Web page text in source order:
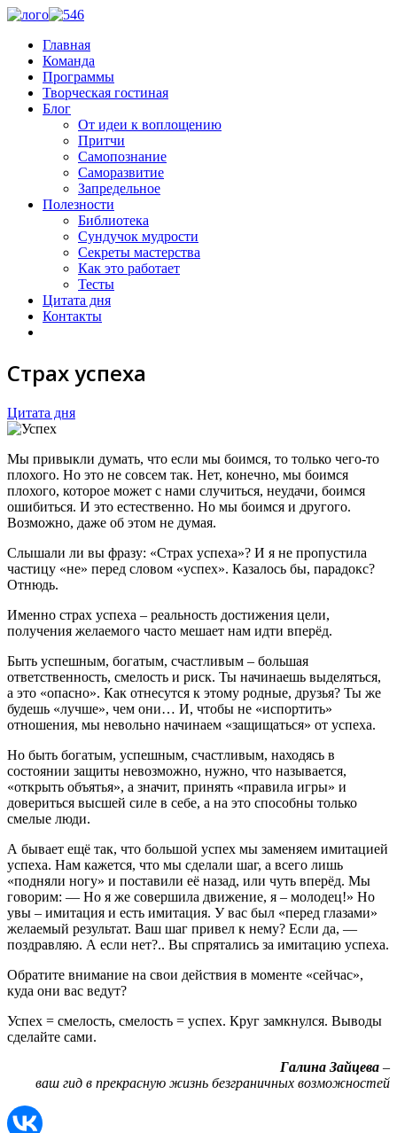
Главная
Команда
Программы
Творческая гостиная
Блог
От идеи к воплощению
Притчи
Самопознание
Саморазвитие
Запредельное
Полезности
Библиотека
Сундучок мудрости
Секреты мастерства
Как это работает
Тесты
Цитата дня
Контакты
Страх успеха
Цитата дня
Мы привыкли думать, что если мы боимся, то только чего-то
плохого. Но это не совсем так. Нет, конечно, мы боимся
плохого, которое может с нами случиться, неудачи, боимся
ошибиться. И это естественно. Но мы боимся и другого.
Возможно, даже об этом не думая.
Слышали ли вы фразу: «Страх успеха»? И я не пропустила
частицу «не» перед словом «успех». Казалось бы, парадокс?
Отнюдь.
Именно страх успеха – реальность достижения цели,
получения желаемого часто мешает нам идти вперёд.
Быть успешным, богатым, счастливым – большая
ответственность, смелость и риск. Ты начинаешь выделяться,
а это «опасно». Как отнесутся к этому родные, друзья? Ты же
будешь «лучше», чем они… И, чтобы не «испортить»
отношения, мы невольно начинаем «защищаться» от успеха.
Но быть богатым, успешным, счастливым, находясь в
состоянии защиты невозможно, нужно, что называется,
«открыть объятья», а значит, принять «правила игры» и
довериться высшей силе в себе, а на это способны только
смелые люди.
А бывает ещё так, что большой успех мы заменяем имитацией
успеха. Нам кажется, что мы сделали шаг, а всего лишь
«подняли ногу» и поставили её назад, или чуть вперёд. Мы
говорим: — Но я же совершила движение, я – молодец!» Но
увы – имитация и есть имитация. У вас был «перед глазами»
желаемый результат. Ваш шаг привел к нему? Если да, —
поздравляю. А если нет?.. Вы спрятались за имитацию успеха.
Обратите внимание на свои действия в моменте «сейчас»,
куда они вас ведут?
Успех = смелость, смелость = успех. Круг замкнулся. Выводы
сделайте сами.
Галина Зайцева –
ваш гид в прекрасную жизнь безграничных возможностей